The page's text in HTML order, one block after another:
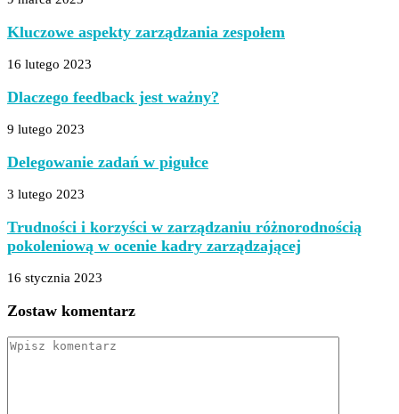
Kluczowe aspekty zarządzania zespołem
16 lutego 2023
Dlaczego feedback jest ważny?
9 lutego 2023
Delegowanie zadań w pigułce
3 lutego 2023
Trudności i korzyści w zarządzaniu różnorodnością
pokoleniową w ocenie kadry zarządzającej
16 stycznia 2023
Zostaw komentarz